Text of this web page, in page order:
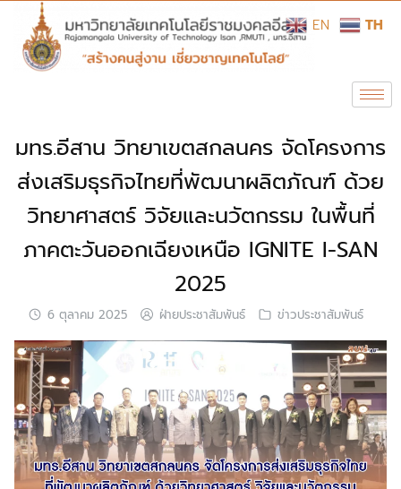
มทร.อีสาน วิทยาเขตสกลนคร จัดโครงการ
ส่งเสริมธุรกิจไทยที่พัฒนาผลิตภัณฑ์ ด้วย
วิทยาศาสตร์ วิจัยและนวัตกรรม ในพื้นที่
ภาคตะวันออกเฉียงเหนือ IGNITE I-SAN
2025
6 ตุลาคม 2025 ฝ่ายประชาสัมพันธ์ ข่าวประชาสัมพันธ์
EN TH